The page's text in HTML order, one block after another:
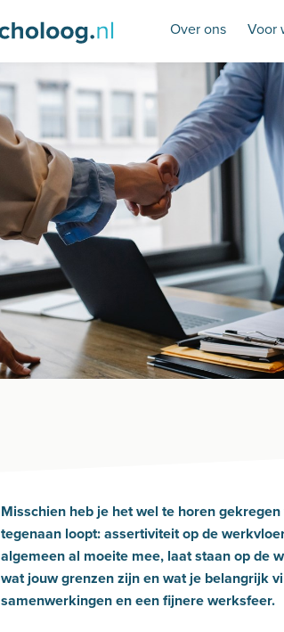
Over ons Voor
Misschien heb je het wel te horen
tegenaan loopt: assertiviteit op de
algemeen al moeite mee, laat staan op de
wat jouw grenzen zijn en wat je belangrijk
samenwerkingen en een fijnere werksfeer.